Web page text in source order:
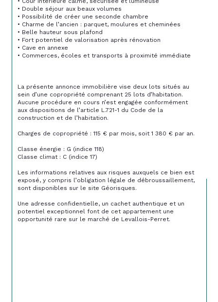
• Double séjour aux beaux volumes
• Possibilité de créer une seconde chambre
• Charme de l’ancien : parquet, moulures et cheminées
• Belle hauteur sous plafond
• Fort potentiel de valorisation après rénovation
• Cave en annexe
• Commerces, écoles et transports à proximité immédiate
La présente annonce immobilière vise deux lots situés au
sein d’une copropriété comprenant 25 lots d’habitation.
Aucune procédure en cours n’est engagée conformément
aux dispositions de l’article L.721-1 du Code de la
construction et de l’habitation.
Charges de copropriété : 115 € par mois, soit 1 380 € par an.
Classe énergie : G (indice 118)
Classe climat : C (indice 17)
Les informations relatives aux risques auxquels ce bien est
exposé, y compris l’obligation légale de débroussaillement,
sont disponibles sur le site Géorisques.
Une adresse confidentielle, un cachet authentique et un
potentiel exceptionnel font de cet appartement une
opportunité rare sur le marché de Levallois-Perret.